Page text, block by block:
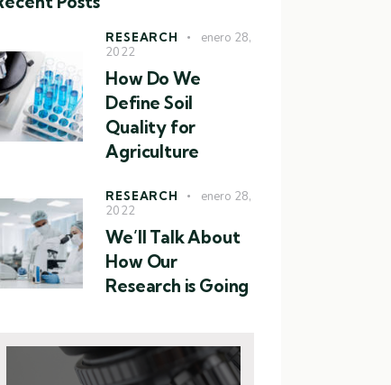
RESEARCH
enero 28,
2022
How Do We
Define Soil
Quality for
Agriculture
RESEARCH
enero 28,
2022
We’ll Talk About
How Our
Research is Going